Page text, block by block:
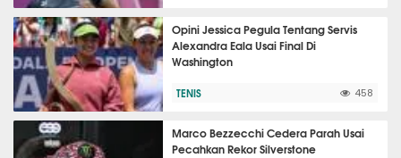
Opini Jessica Pegula Tentang Servis
Alexandra Eala Usai Final Di
Washington
TENIS 458
Marco Bezzecchi Cedera Parah Usai
Pecahkan Rekor Silverstone